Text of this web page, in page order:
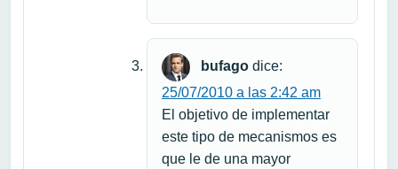
bufago dice:
25/07/2010 a las 2:42 am
El objetivo de implementar
este tipo de mecanismos es
que le de una mayor